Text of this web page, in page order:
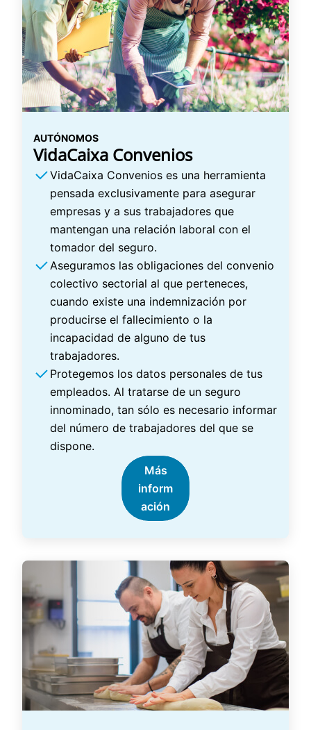
AUTÓNOMOS
VidaCaixa Convenios
VidaCaixa Convenios es una herramienta
pensada exclusivamente para asegurar
empresas y a sus trabajadores que
mantengan una relación laboral con el
tomador del seguro.
Aseguramos las obligaciones del convenio
colectivo sectorial al que perteneces,
cuando existe una indemnización por
producirse el fallecimiento o la
incapacidad de alguno de tus
trabajadores.
Protegemos los datos personales de tus
empleados. Al tratarse de un seguro
innominado, tan sólo es necesario informar
del número de trabajadores del que se
dispone.
Más
inform
ación